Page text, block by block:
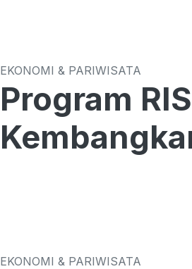
EKONOMI & PARIWISATA
Program
EKONOMI & PARIWISATA